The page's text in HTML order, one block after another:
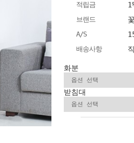
적립금
브랜드
A/S
배송사항
화분
받침대